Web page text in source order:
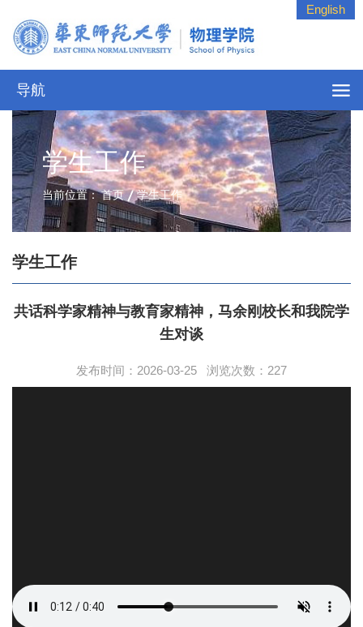
English
导航
学生工作
当前位置：首页 学生工作
学生工作
共话科学家精神与教育家精神，马余刚校长和我院学
生对谈
发布时间：2026-03-25 浏览次数： 227